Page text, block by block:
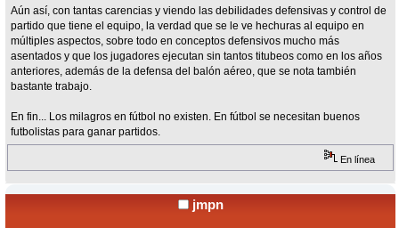
Aún así, con tantas carencias y viendo las debilidades defensivas y control de
partido que tiene el equipo, la verdad que se le ve hechuras al equipo en
múltiples aspectos, sobre todo en conceptos defensivos mucho más
asentados y que los jugadores ejecutan sin tantos titubeos como en los años
anteriores, además de la defensa del balón aéreo, que se nota también
bastante trabajo.
En fin... Los milagros en fútbol no existen. En fútbol se necesitan buenos
futbolistas para ganar partidos.
En línea
jmpn